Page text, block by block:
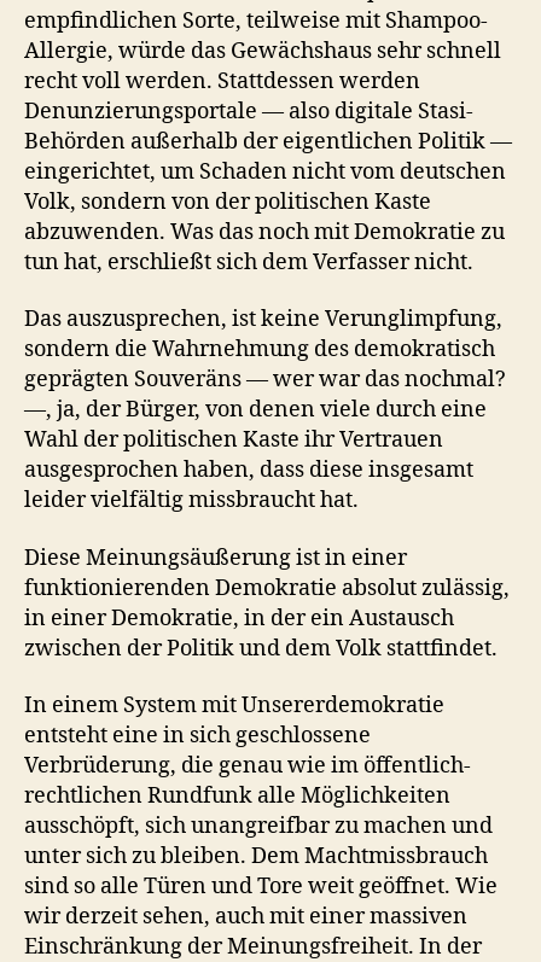
empfindlichen Sorte, teilweise mit Shampoo-
Allergie, würde das Gewächshaus sehr schnell
recht voll werden. Stattdessen werden
Denunzierungsportale — also digitale Stasi-
Behörden außerhalb der eigentlichen Politik —
eingerichtet, um Schaden nicht vom deutschen
Volk, sondern von der politischen Kaste
abzuwenden. Was das noch mit Demokratie zu
tun hat, erschließt sich dem Verfasser nicht.
Das auszusprechen, ist keine Verunglimpfung,
sondern die Wahrnehmung des demokratisch
geprägten Souveräns — wer war das nochmal?
—, ja, der Bürger, von denen viele durch eine
Wahl der politischen Kaste ihr Vertrauen
ausgesprochen haben, dass diese insgesamt
leider vielfältig missbraucht hat.
Diese Meinungsäußerung ist in einer
funktionierenden Demokratie absolut zulässig,
in einer Demokratie, in der ein Austausch
zwischen der Politik und dem Volk stattfindet.
In einem System mit Unsererdemokratie
entsteht eine in sich geschlossene
Verbrüderung, die genau wie im öffentlich-
rechtlichen Rundfunk alle Möglichkeiten
ausschöpft, sich unangreifbar zu machen und
unter sich zu bleiben. Dem Machtmissbrauch
sind so alle Türen und Tore weit geöffnet. Wie
wir derzeit sehen, auch mit einer massiven
Einschränkung der Meinungsfreiheit. In der